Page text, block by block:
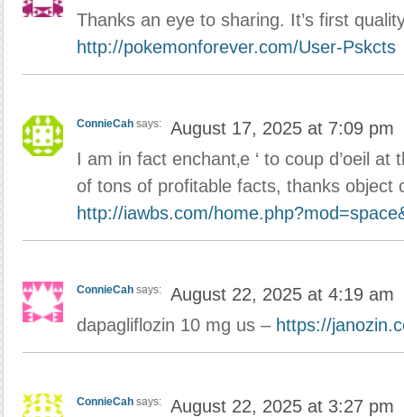
Thanks an eye to sharing. It’s first
http://pokemonforever.com/User-Pskcts
ConnieCah says:
August 17, 2025 at 7:09 pm
I am in fact enchant‚e ‘ to coup d’oeil
of tons of profitable facts, thanks object
http://iawbs.com/
ConnieCah says:
August 22, 2025 at 4:19 am
dapagliflozin 10 mg us – https://
ConnieCah says:
August 22, 2025 at 3:27 pm